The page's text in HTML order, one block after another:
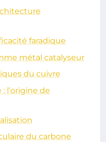
faradique
métal catalyseur
du cuivre
l’origine de
du carbone